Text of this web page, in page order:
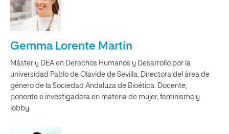
Gemma Lorente Martin
Máster y DEA en Derechos Humanos y Desarrollo por la
universidad Pablo de Olavide de Sevilla. Directora del área de
género de la Sociedad Andaluza de Bioética. Docente,
ponente e investigadora en materia de mujer, feminismo y
lobby.